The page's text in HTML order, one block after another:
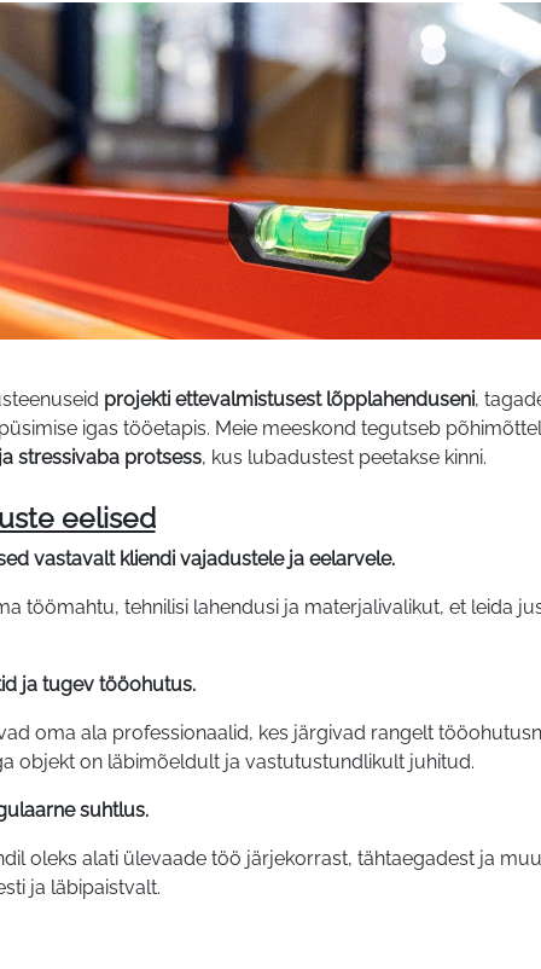
Ehitus
|
ÖSEL
PROJEKT
OÜ
projekti ettevalmistusest lõpplahenduseni,
igas tööetapis. Meie meeskond tegutseb
stressivaba protsess, kus lubadustest peetakse kinni.
eelised
vastavalt kliendi vajadustele ja eelarvele.
töömahtu, tehnilisi lahendusi ja materjalivalikut, et leida
ja tugev tööohutus.
oma ala professionaalid, kes järgivad rangelt
objekt on läbimõeldult ja vastutustundlikult juhitud.
suhtlus.
oleks alati ülevaade töö järjekorrast, tähtaegadest ja
ja läbipaistvalt.